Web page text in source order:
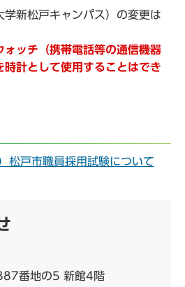
学新松戸キャンパス）の変更は
ッチ（携帯電話等の通信機器
時計として使用することはでき
松戸市職員採用試験について
番地の5 新館4階